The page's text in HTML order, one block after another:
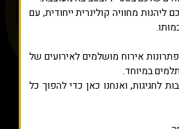
ליהנות מחוויה קולינרית ייחודית, עם
אירוח מושלמים לאירועים של
לחגיגות, ואנחנו כאן כדי להפוך כל